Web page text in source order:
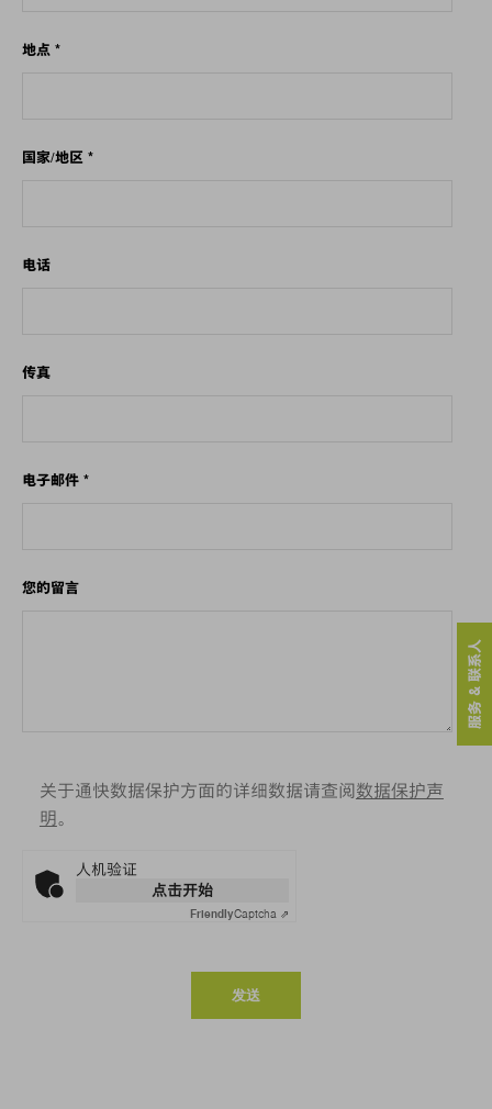
地点 *
国家/地区 *
电话
传真
电子邮件 *
您的留言
关于通快数据保护方面的详细数据请查阅数据保护声
明。
人机验证
点击开始
FriendlyCaptcha ⇗
发送
服务 & 联系人